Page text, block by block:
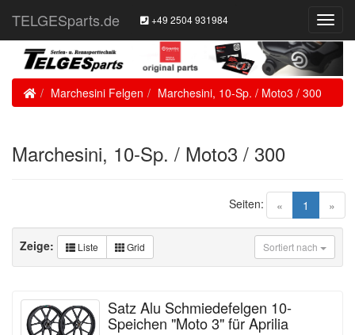
TELGESparts.de +49 2504 931984
HomeMarchesini Felgen Marchesini, 10-Sp. / Moto3 / 300
Marchesini, 10-Sp. / Moto3 / 300
« 1 (current)
»
Seiten:
Sortiert nach
Zeige: Liste Grid
Satz Alu Schmiedefelgen 10-
Speichen "Moto 3" für Aprilia